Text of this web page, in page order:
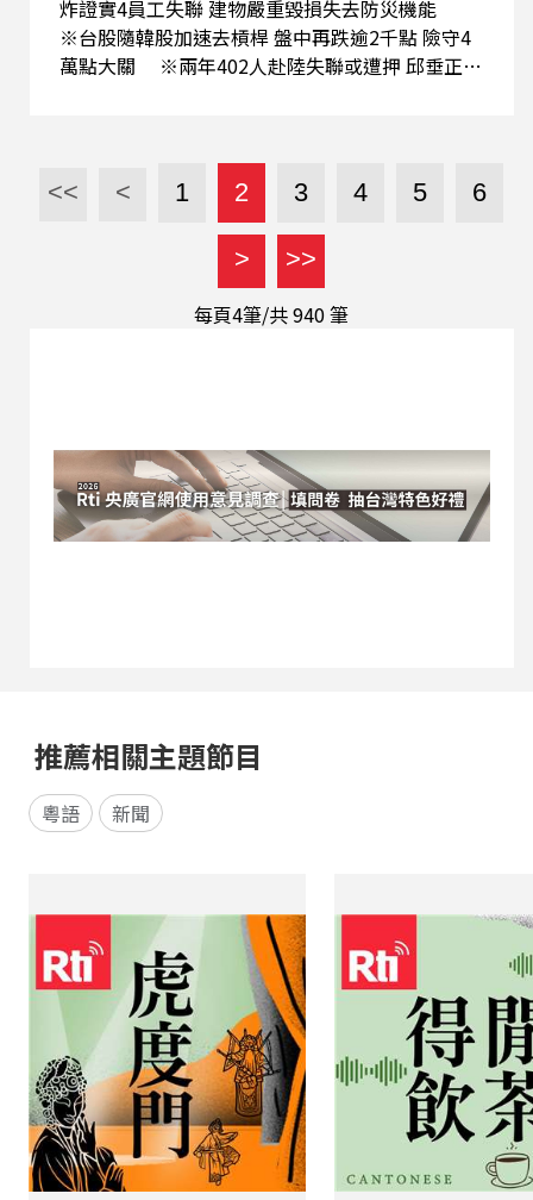
炸證實4員工失聯 建物嚴重毀損失去防災機能
※台股隨韓股加速去槓桿 盤中再跌逾2千點 險守4
萬點大關 ※兩年402人赴陸失聯或遭押 邱垂正：
戰縣市長選舉 民進黨下週啟動行動中常會 首站台
中 ※產假、育兒假修法待協商 洪申翰：有信
心明年如期上路 ※中共7月底政治局會議 預料
研判經濟、敲定五中 ※尹錫悅戒嚴案首件定讞
判7年 律師資格依法遭撤銷
<< < 1 2 3 4 5 6
> >>
每頁4筆/共940筆
推薦相關主題節目
粵語 新聞